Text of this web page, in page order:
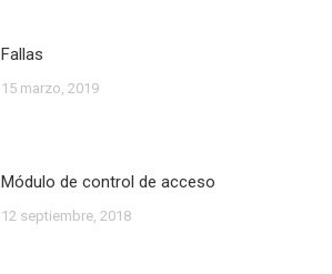
Fallas
15 marzo, 2019
Módulo de control de acceso
12 septiembre, 2018